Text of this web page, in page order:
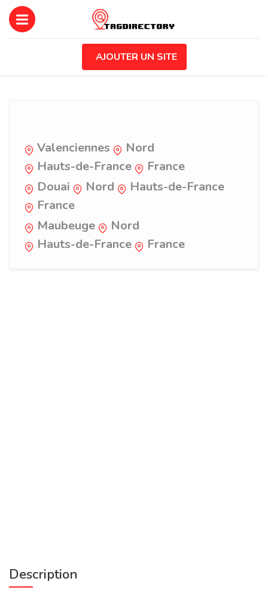
AJOUTER UN SITE
Valenciennes
Nord
Hauts-de-France
France
Douai
Nord
Hauts-de-France
France
Maubeuge
Nord
Hauts-de-France
France
Description